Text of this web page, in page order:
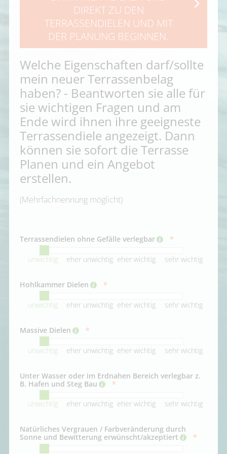
TERRASSOMAT
TERRASSEN RATGEBER
INSPIRATION
SHOP
Welche Eigenschaften darf/sollte
mein neuer Terrassenbelag
haben? - Beantworten sie alle für
sie wichtigen Fragen und am
Ende wird ihnen ihre geeigneste
Terrassendiele angezeigt. Dann
können sie sofort die Terrasse
Planen und ein Angebot
erstellen.
(Mehrfachnennung möglicht)
Terrassendielen ohne Gefälle verlegbar
unwichtig eher unwichtig eher wichtig sehr wichtig
Hohlkammer Dielen
unwichtig eher unwichtig eher wichtig sehr wichtig
Massive Dielen
unwichtig eher unwichtig eher wichtig sehr wichtig
Unter Wasser oder im Erdnahen Bereich verlegbar z.
B. Hafen und Steg Bau
unwichtig eher unwichtig eher wichtig sehr wichtig
Natürliches Vergrauen / Farbveränderung durch
Sonne und Bewitterung erwünscht/akzeptiert
DIREKT ZU DEN
TERRASSENDIELEN UND MIT
DER PLANUNG BEGINNEN.